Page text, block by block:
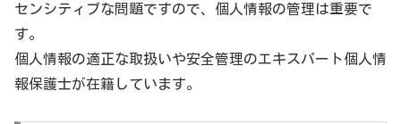
センシティブな問題ですので、個人情報の管理は重要で
す。
個人情報の適正な取扱いや安全管理のエキスパート個人情
報保護士が在籍しています。